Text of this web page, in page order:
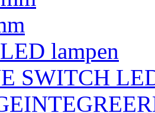
lampen
SWITCH